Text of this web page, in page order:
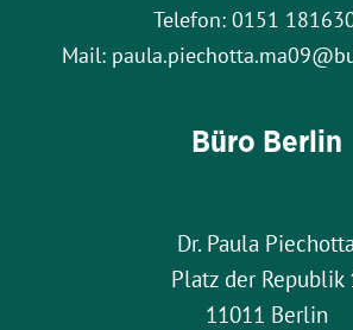
Telefon: 0151
Mail:
Büro Berlin
Dr. Paula Piechotta
Platz der Republik
11011 Berlin